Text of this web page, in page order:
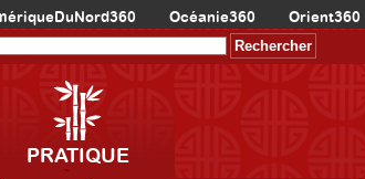
Océanie360 Orient360
PRATIQUE